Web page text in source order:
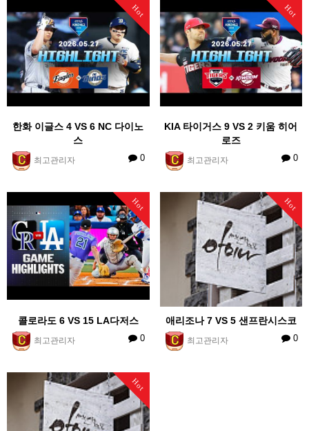
Hot
한화 이글스 4 VS 6 NC 다이노
스
최고관리자 0
Hot
KIA 타이거스 9 VS 2 키움 히어
로즈
최고관리자 0
Hot
콜로라도 6 VS 15 LA다저스
최고관리자 0
Hot
애리조나 7 VS 5 샌프란시스코
최고관리자 0
Hot